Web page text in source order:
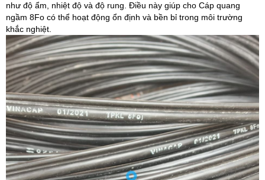
như độ ẩm, nhiệt độ và độ rung. Điều này giúp cho Cáp quang
ngầm 8Fo có thể hoạt động ổn định và bền bỉ trong môi trường
khắc nghiệt.